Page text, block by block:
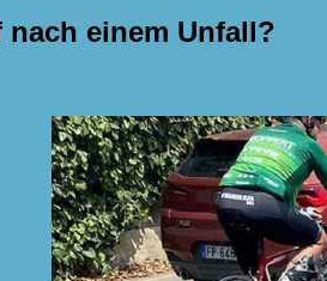
einem Unfall?